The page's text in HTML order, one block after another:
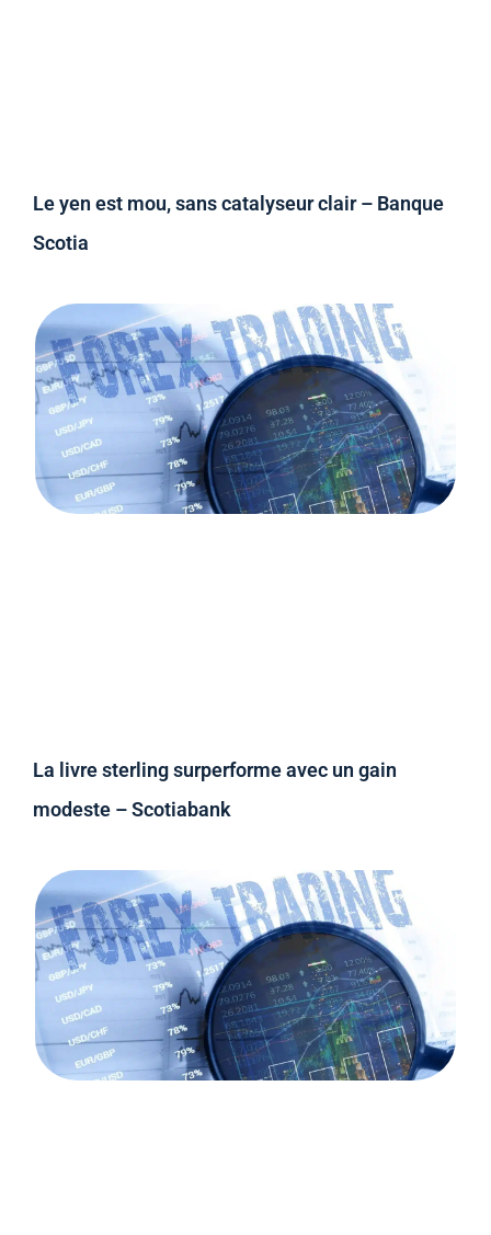
Le yen est mou, sans catalyseur clair – Banque
Scotia
La livre sterling surperforme avec un gain
modeste – Scotiabank